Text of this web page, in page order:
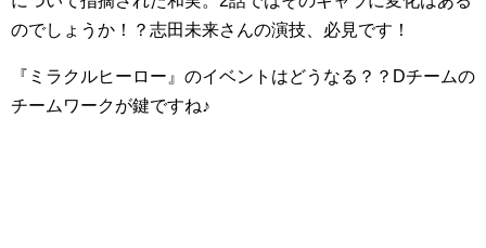
のでしょうか！？志田未来さんの演技、必見です！
『ミラクルヒーロー』のイベントはどうなる？？Dチームの
チームワークが鍵ですね♪